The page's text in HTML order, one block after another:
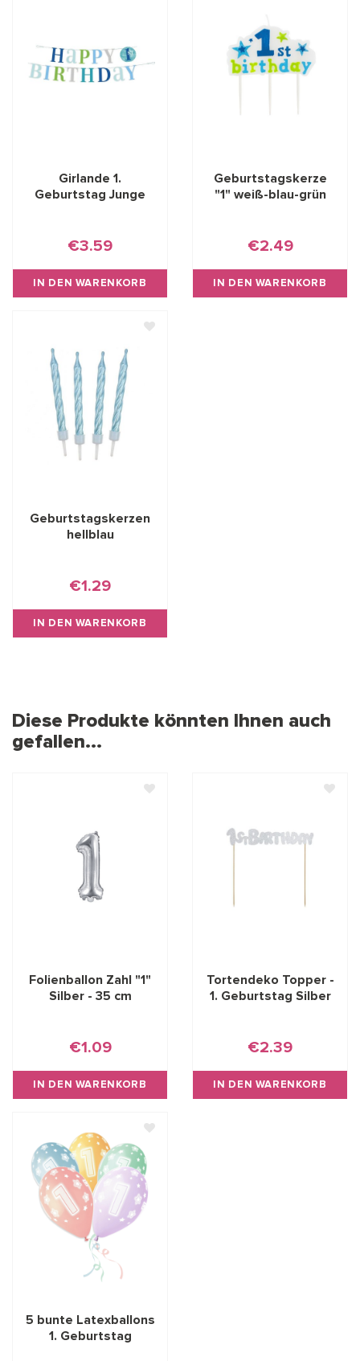
Girlande 1.
Geburtstag Junge
€3.59
IN DEN WARENKORB
Geburtstagskerze
"1" weiß-blau-grün
€2.49
IN DEN WARENKORB
Geburtstagskerzen
hellblau
€1.29
IN DEN WARENKORB
Diese Produkte könnten Ihnen auch
gefallen...
Folienballon Zahl "1"
Silber - 35 cm
€1.09
IN DEN WARENKORB
Tortendeko Topper -
1. Geburtstag Silber
€2.39
IN DEN WARENKORB
5 bunte Latexballons
1. Geburtstag